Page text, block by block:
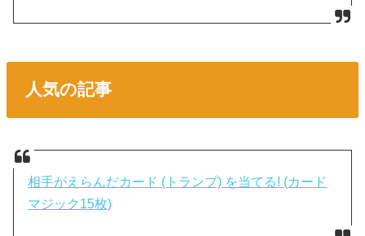
人気の記事
相手がえらんだカード (トランプ) を当てる! (カード
マジック15枚)